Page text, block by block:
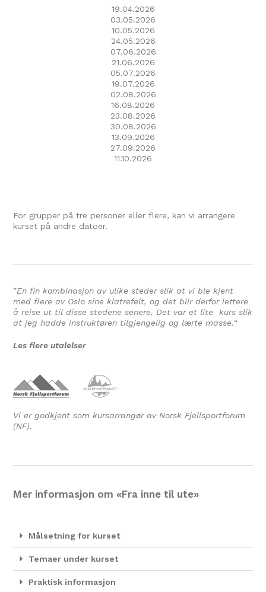
19.04.2026
03.05.2026
10.05.2026
24.05.2026
07.06.2026
21.06.2026
05.07.2026
19.07.2026
02.08.2026
16.08.2026
23.08.2026
30.08.2026
13.09.2026
27.09.2026
11.10.2026
For grupper på tre personer eller flere, kan vi arrangere
kurset på andre datoer.
”En fin kombinasjon av ulike steder slik at vi ble kjent
med flere av Oslo sine klatrefelt, og det blir derfor lettere
å reise ut til disse stedene senere. Det var et lite kurs slik
at jeg hadde instruktøren tilgjengelig og lærte masse.“
Les flere utalelser
Vi er godkjent som kursarrangør av Norsk Fjellsportforum
(NF).
Mer informasjon om «Fra inne til ute»
Målsetning for kurset
Temaer under kurset
Praktisk informasjon